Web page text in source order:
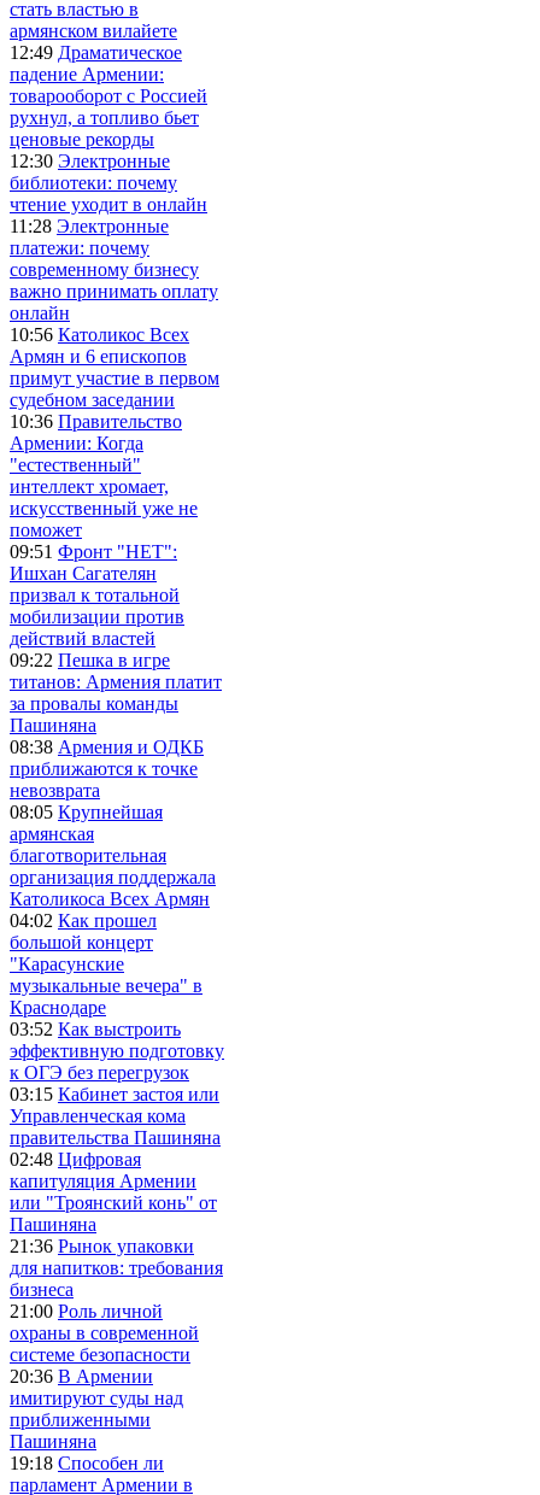
стать властью в
армянском вилайете
12:49 Драматическое
падение Армении:
товарооборот с Россией
рухнул, а топливо бьет
ценовые рекорды
12:30 Электронные
библиотеки: почему
чтение уходит в онлайн
11:28 Электронные
платежи: почему
современному бизнесу
важно принимать оплату
онлайн
10:56 Католикос Всех
Армян и 6 епископов
примут участие в первом
судебном заседании
10:36 Правительство
Армении: Когда
"естественный"
интеллект хромает,
искусственный уже не
поможет
09:51 Фронт "НЕТ":
Ишхан Сагателян
призвал к тотальной
мобилизации против
действий властей
09:22 Пешка в игре
титанов: Армения платит
за провалы команды
Пашиняна
08:38 Армения и ОДКБ
приближаются к точке
невозврата
08:05 Крупнейшая
армянская
благотворительная
организация поддержала
Католикоса Всех Армян
04:02 Как прошел
большой концерт
"Карасунские
музыкальные вечера" в
Краснодаре
03:52 Как выстроить
эффективную подготовку
к ОГЭ без перегрузок
03:15 Кабинет застоя или
Управленческая кома
правительства Пашиняна
02:48 Цифровая
капитуляция Армении
или "Троянский конь" от
Пашиняна
21:36 Рынок упаковки
для напитков: требования
бизнеса
21:00 Роль личной
охраны в современной
системе безопасности
20:36 В Армении
имитируют суды над
приближенными
Пашиняна
19:18 Способен ли
парламент Армении в